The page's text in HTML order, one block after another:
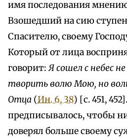
имя последования
Взошедший на сию
Спасителю, своему
Который от лица
говорит:Я сошел с небес
творить волю Мою, но
Отца (Ин. 6, 38) [с. 451,
предписывалось, чтобы
доверял больше своему